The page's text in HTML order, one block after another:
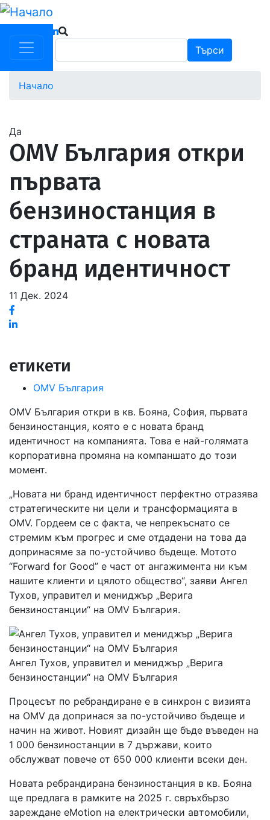
Премини
към
основното
съдържание
Търси
Начало
снимка
Да
OMV България откри
първата
бензиностанция в
страната с новата
бранд идентичност
11 Дек. 2024
етикети
OMV България
OMV България откри в кв. Бояна, София, първата
бензиностанция, която е с новата бранд
идентичност на компанията. Това е най-голямата
корпоративна промяна на компаншато до този
момент.
„Новата ни бранд идентичност перфектно отразява
стратегическите ни цели и трансформацията в
OMV. Гордеем се с факта, че непрекъснато се
стремим към прогрес и сме отдадени на това да
допринасяме за по-устойчиво бъдеще. Мотото
“Forward for Good” е част от ангажимента ни към
нашите клиенти и цялото общество“, заяви Ангел
Тухов, управител и мениджър „Верига
бензиностанции“ на OMV България.
Ангел Тухов, управител и мениджър „Верига
бензиностанции“ на OMV България
Процесът по ребрандиране е в синхрон с визията
на OMV да допринася за по-устойчиво бъдеще и
начин на живот. Новият дизайн ще бъде въведен на
1 000 бензиностанции в 7 държави, които
обслужват повече от 650 000 клиенти всеки ден.
Новата ребрандирана бензиностанция в кв. Бояна
ще предлага в рамките на 2025 г. свръхбързо
зареждане eMotion на електрически автомобили,